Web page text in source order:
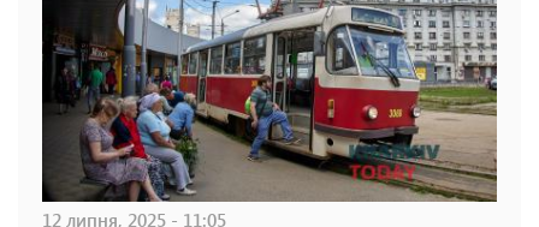
12 липня, 2025 - 11:05